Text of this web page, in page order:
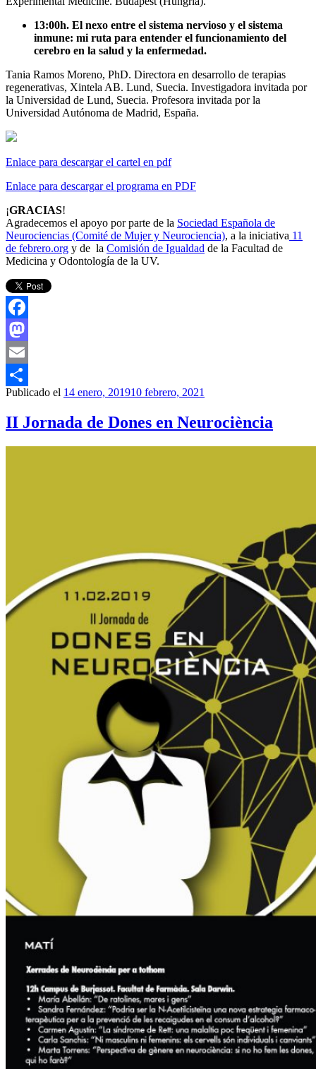
13:00h. El nexo entre el sistema nervioso y el sistema
inmune: mi ruta para entender el funcionamiento del
cerebro en la salud y la enfermedad.
Tania Ramos Moreno, PhD. Directora en desarrollo de terapias
regenerativas, Xintela AB. Lund, Suecia. Investigadora invitada por
la Universidad de Lund, Suecia. Profesora invitada por la
Universidad Autónoma de Madrid, España.
Enlace para descargar el cartel en pdf
Enlace para descargar el programa en PDF
¡GRACIAS!
Agradecemos el apoyo por parte de la Sociedad Española de
Neurociencias (Comité de Mujer y Neurociencia), a la iniciativa 11
de febrero.org y de la Comisión de Igualdad de la Facultad de
Medicina y Odontología de la UV.
Facebook
Mastodon
Email
Compartir
Publicado el 14 enero, 201910 febrero, 2021
II Jornada de Dones en Neurociència